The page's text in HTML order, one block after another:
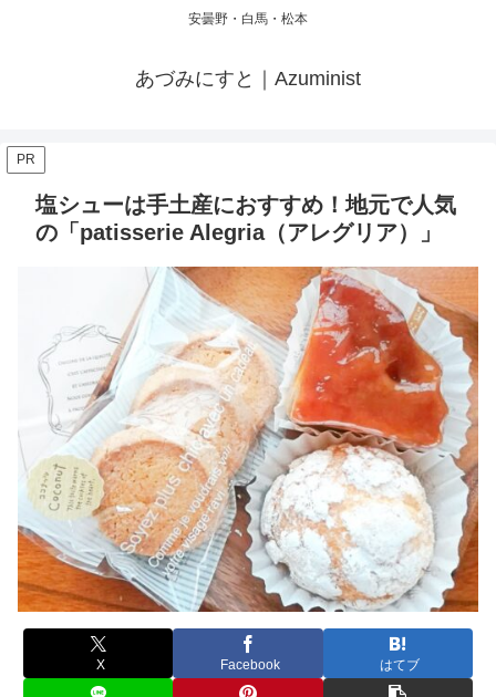
安曇野・白馬・松本
あづみにすと｜Azuminist
PR
塩シューは手土産におすすめ！地元で人気
の「patisserie Alegria（アレグリア）」
X Facebook はてブ